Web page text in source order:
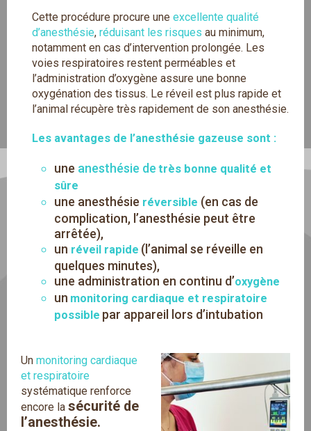
Cette procédure procure une excellente qualité
d’anesthésie, réduisant les risques au minimum,
notamment en cas d’intervention prolongée. Les
voies respiratoires restent perméables et
l’administration d’oxygène assure une bonne
oxygénation des tissus. Le réveil est plus rapide et
l’animal récupère très rapidement de son anesthésie.
Les avantages de l’anesthésie gazeuse sont :
une anesthésie de très bonne qualité et
sûre
une anesthésie réversible (en cas de
complication, l’anesthésie peut être
arrêtée),
un réveil rapide (l’animal se réveille en
quelques minutes),
une administration en continu d’oxygène
un monitoring cardiaque et respiratoire
possible par appareil lors d’intubation
Un monitoring cardiaque
et respiratoire
systématique renforce
encore la sécurité de
l’anesthésie.